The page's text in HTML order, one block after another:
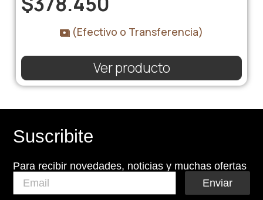
(Efectivo o Transferencia)
Ver producto
Suscribite
Para recibir novedades, noticias y muchas ofertas
Enviar